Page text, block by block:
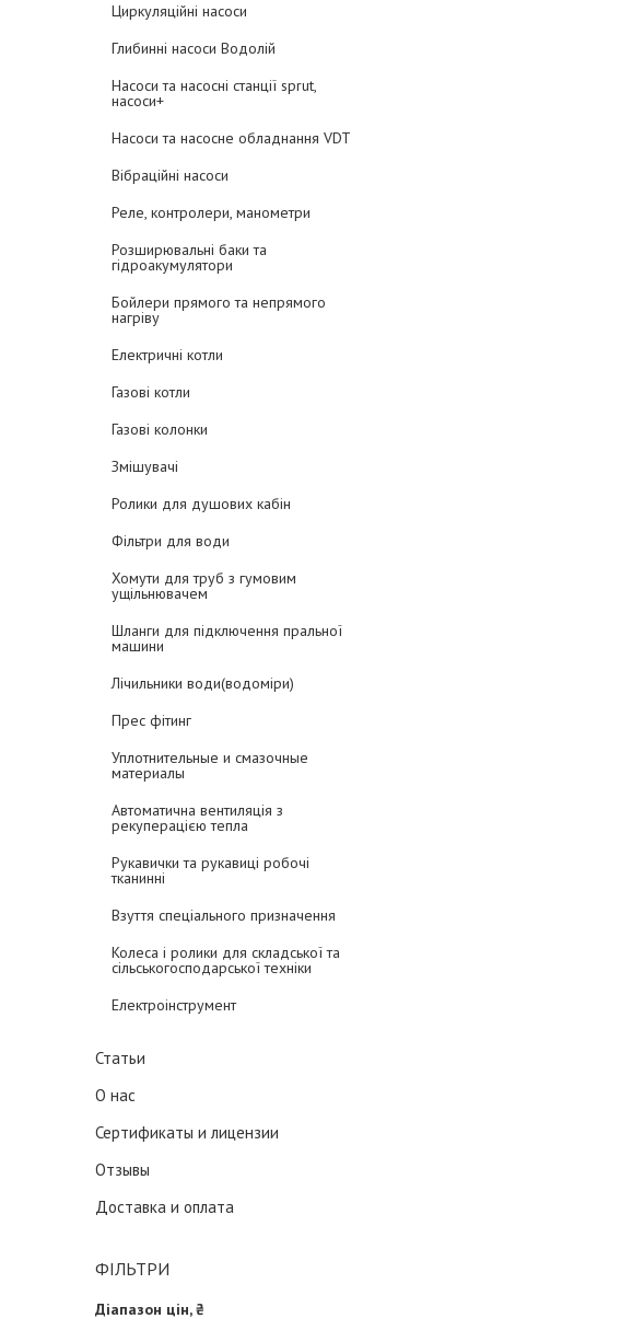
Циркуляційні насоси
Глибинні насоси Водолій
Насоси та насосні станції sprut,
насоси+
Насоси та насосне обладнання VDT
Вібраційні насоси
Реле, контролери, манометри
Розширювальні баки та
гідроакумулятори
Бойлери прямого та непрямого
нагріву
Електричні котли
Газові котли
Газові колонки
Змішувачі
Ролики для душових кабін
Фільтри для води
Хомути для труб з гумовим
ущільнювачем
Шланги для підключення пральної
машини
Лічильники води(водоміри)
Прес фітинг
Уплотнительные и смазочные
материалы
Автоматична вентиляція з
рекуперацією тепла
Рукавички та рукавиці робочі
тканинні
Взуття спеціального призначення
Колеса і ролики для складської та
сільськогосподарської техніки
Електроінструмент
Статьи
О нас
Сертификаты и лицензии
Отзывы
Доставка и оплата
ФІЛЬТРИ
Діапазон цін, ₴